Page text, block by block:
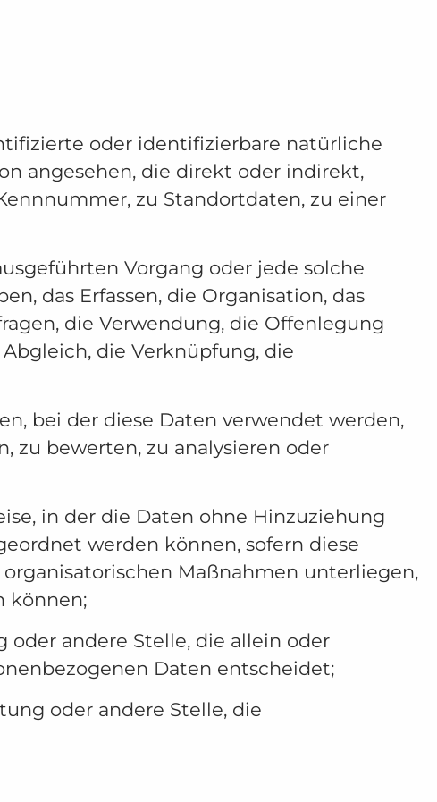
oder identifizierbare natürliche
angesehen, die direkt oder indirekt,
zu Standortdaten, zu einer
Vorgang oder jede solche
das Erfassen, die Organisation, das
die Verwendung, die Offenlegung
die Verknüpfung, die
bei der diese Daten verwendet werden,
zu bewerten, zu analysieren oder
in der die Daten ohne Hinzuziehung
werden können, sofern diese
Maßnahmen unterliegen,
können;
andere Stelle, die allein oder
Daten entscheidet;
oder andere Stelle, die